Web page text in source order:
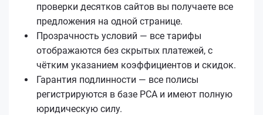
проверки десятков сайтов вы получаете все
предложения на одной странице.
Прозрачность условий — все тарифы
отображаются без скрытых платежей, с
чётким указанием коэффициентов и скидок.
Гарантия подлинности — все полисы
регистрируются в базе РСА и имеют полную
юридическую силу.